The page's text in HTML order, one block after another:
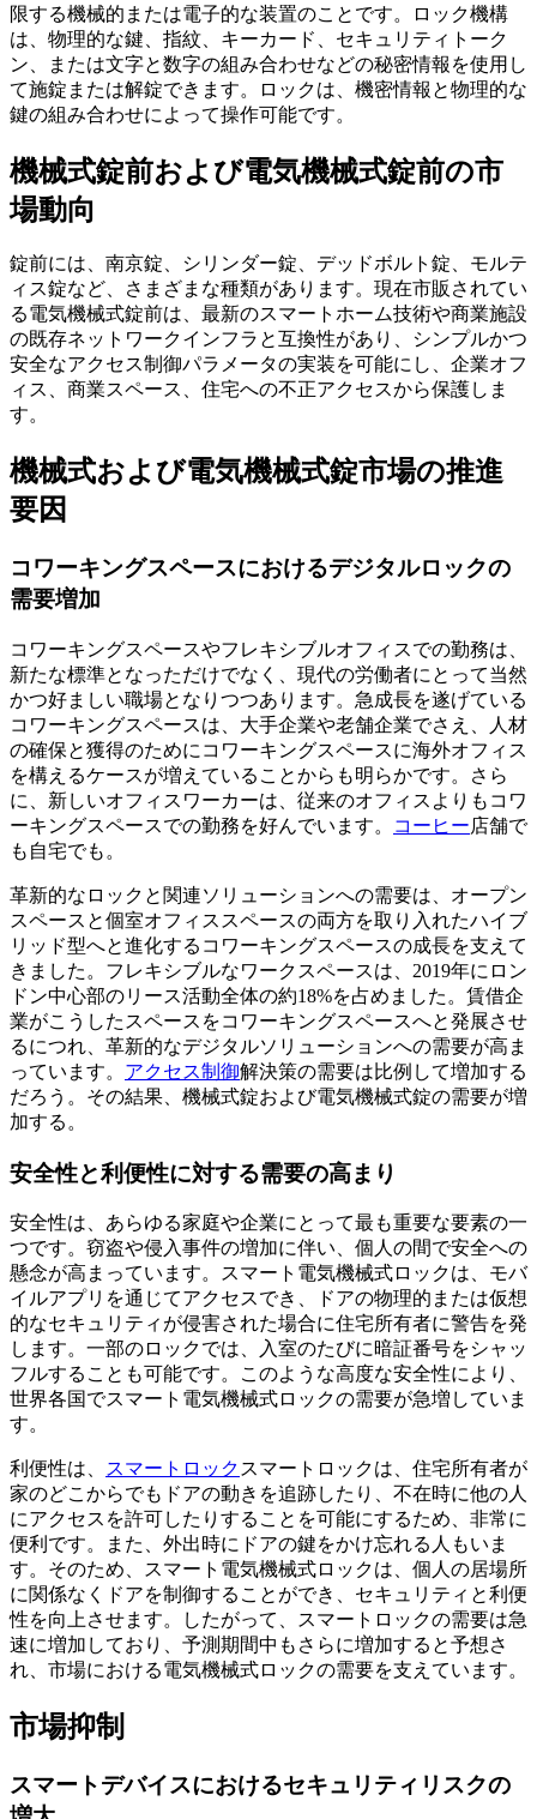
限する機械的または電子的な装置のことです。ロック機構
は、物理的な鍵、指紋、キーカード、セキュリティトーク
ン、または文字と数字の組み合わせなどの秘密情報を使用し
て施錠または解錠できます。ロックは、機密情報と物理的な
鍵の組み合わせによって操作可能です。
機械式錠前および電気機械式錠前の市
場動向
錠前には、南京錠、シリンダー錠、デッドボルト錠、モルテ
ィス錠など、さまざまな種類があります。現在市販されてい
る電気機械式錠前は、最新のスマートホーム技術や商業施設
の既存ネットワークインフラと互換性があり、シンプルかつ
安全なアクセス制御パラメータの実装を可能にし、企業オフ
ィス、商業スペース、住宅への不正アクセスから保護しま
す。
機械式および電気機械式錠市場の推進
要因
コワーキングスペースにおけるデジタルロックの
需要増加
コワーキングスペースやフレキシブルオフィスでの勤務は、
新たな標準となっただけでなく、現代の労働者にとって当然
かつ好ましい職場となりつつあります。急成長を遂げている
コワーキングスペースは、大手企業や老舗企業でさえ、人材
の確保と獲得のためにコワーキングスペースに海外オフィス
を構えるケースが増えていることからも明らかです。さら
に、新しいオフィスワーカーは、従来のオフィスよりもコワ
ーキングスペースでの勤務を好んでいます。
コーヒー店舗で
も自宅でも。
革新的なロックと関連ソリューションへの需要は、オープン
スペースと個室オフィススペースの両方を取り入れたハイブ
リッド型へと進化するコワーキングスペースの成長を支えて
きました。フレキシブルなワークスペースは、2019年にロン
ドン中心部のリース活動全体の約18%を占めました。賃借企
業がこうしたスペースをコワーキングスペースへと発展させ
るにつれ、革新的なデジタルソリューションへの需要が高ま
っています。 アクセス制御解決策の需要は比例して増加する
だろう。その結果、機械式錠および電気機械式錠の需要が増
加する。
安全性と利便性に対する需要の高まり
安全性は、あらゆる家庭や企業にとって最も重要な要素の一
つです。窃盗や侵入事件の増加に伴い、個人の間で安全への
懸念が高まっています。スマート電気機械式ロックは、モバ
イルアプリを通じてアクセスでき、ドアの物理的または仮想
的なセキュリティが侵害された場合に住宅所有者に警告を発
します。一部のロックでは、入室のたびに暗証番号をシャッ
フルすることも可能です。このような高度な安全性により、
世界各国でスマート電気機械式ロックの需要が急増していま
す。
利便性は、 スマートロック スマートロックは、住宅所有者が
家のどこからでもドアの動きを追跡したり、不在時に他の人
にアクセスを許可したりすることを可能にするため、非常に
便利です。また、外出時にドアの鍵をかけ忘れる人もいま
す。そのため、スマート電気機械式ロックは、個人の居場所
に関係なくドアを制御することができ、セキュリティと利便
性を向上させます。したがって、スマートロックの需要は急
速に増加しており、予測期間中もさらに増加すると予想さ
れ、市場における電気機械式ロックの需要を支えています。
市場抑制
スマートデバイスにおけるセキュリティリスクの